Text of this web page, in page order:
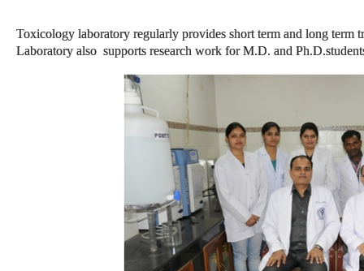
Toxicology laboratory regularly provides short term and long term
Laboratory also supports research work for M.D. and